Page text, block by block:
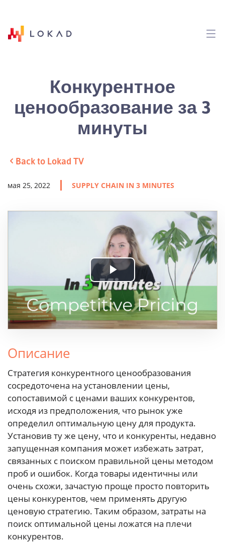
Конкурентное
ценообразование за 3
минуты
Back to Lokad TV
мая 25, 2022 SUPPLY CHAIN IN 3 MINUTES
Play
Video
Описание
Стратегия конкурентного ценообразования
сосредоточена на установлении цены,
сопоставимой с ценами ваших конкурентов,
исходя из предположения, что рынок уже
определил оптимальную цену для продукта.
Установив ту же цену, что и конкуренты, недавно
запущенная компания может избежать затрат,
связанных с поиском правильной цены методом
проб и ошибок. Когда товары идентичны или
очень схожи, зачастую проще просто повторить
цены конкурентов, чем применять другую
ценовую стратегию. Таким образом, затраты на
поиск оптимальной цены ложатся на плечи
конкурентов.